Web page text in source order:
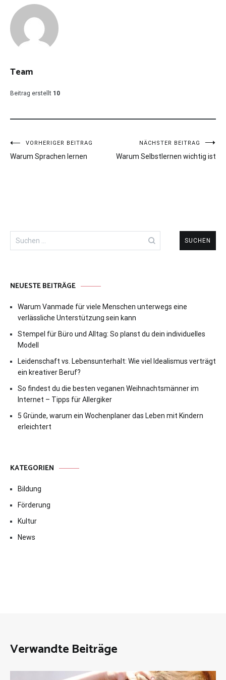
Team
Beitrag erstellt 10
Beitragsnavigation
VORHERIGER BEITRAG
Warum Sprachen lernen
NÄCHSTER BEITRAG
Warum Selbstlernen wichtig ist
Suchen
nach:
NEUESTE BEITRÄGE
Warum Vanmade für viele Menschen unterwegs eine
verlässliche Unterstützung sein kann
Stempel für Büro und Alltag: So planst du dein individuelles
Modell
Leidenschaft vs. Lebensunterhalt: Wie viel Idealismus verträgt
ein kreativer Beruf?
So findest du die besten veganen Weihnachtsmänner im
Internet – Tipps für Allergiker
5 Gründe, warum ein Wochenplaner das Leben mit Kindern
erleichtert
KATEGORIEN
Bildung
Förderung
Kultur
News
Verwandte Beiträge